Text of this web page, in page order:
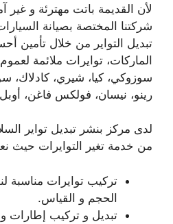
لأن القديمة باتت مهترئة و غير
شركتنا المختصة بصيانة
تبديل التواير من خلال تأمين
الماركات، توايرات ملائمة
سوزوكي، كيا، شيري، كادلاك،
رينو، نيسان، فولكس فاغن،
لدى مركز بنشر تبديل تواير
من خدمة تغير التوايرات حيث
تركيب توايرات مناسبة
الحجم و القياس.
تبديل و تركيب إطارات